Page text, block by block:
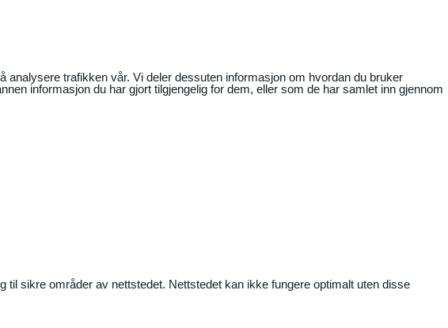
trafikken vår. Vi deler dessuten informasjon om hvordan du bruker
informasjon du har gjort tilgjengelig for dem, eller som de har samlet inn gjennom
sikre områder av nettstedet. Nettstedet kan ikke fungere optimalt uten disse